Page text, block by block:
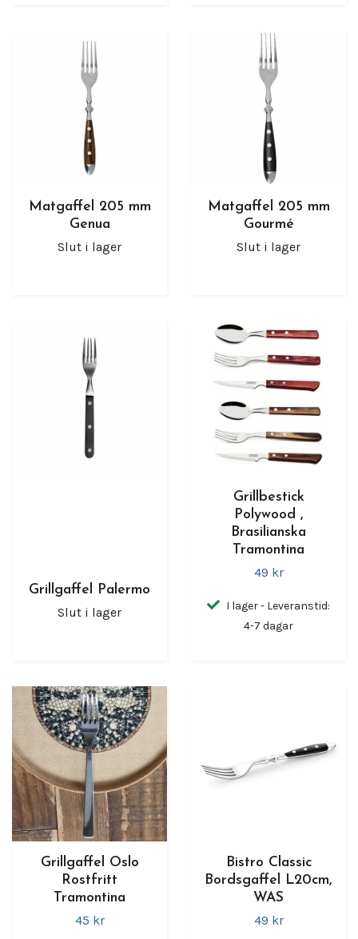
Matgaffel 205 mm
Genua
Slut i lager
Matgaffel 205 mm
Gourmé
Slut i lager
Grillgaffel Palermo
Slut i lager
Grillbestick
Polywood ,
Brasilianska
Tramontina
49 kr
I lager - Leveranstid:
4-7 dagar
Grillgaffel Oslo
Rostfritt
Tramontina
45 kr
Bistro Classic
Bordsgaffel L20cm,
WAS
49 kr